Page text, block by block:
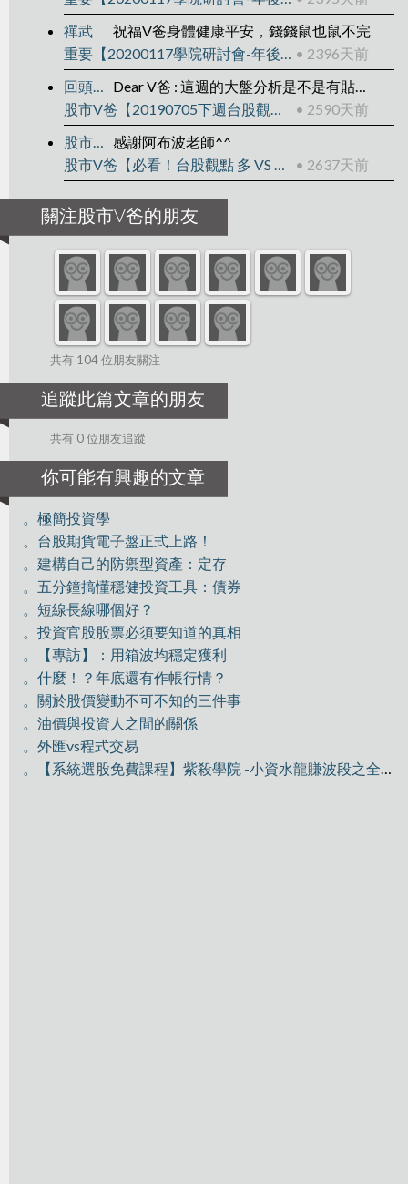
禪武
祝福V爸身體健康平安，錢錢鼠也鼠不完
重要【20200117學院研討會-年後規劃】 • 2396天前
回頭是岸
Dear V爸 : 這週的大盤分析是不是有貼錯影片?QQ
股市V爸【20190705下週台股觀點】
• 2590天前
股市V爸
感謝阿布波老師^^
股市V爸【必看！台股觀點 多 VS 空】
• 2637天前
關注股市V爸的朋友
共有 104 位朋友關注
追蹤此篇文章的朋友
共有 0 位朋友追蹤
你可能有興趣的文章
。極簡投資學
。台股期貨電子盤正式上路！
。建構自己的防禦型資產：定存
。五分鐘搞懂穩健投資工具：債券
。短線長線哪個好？
。投資官股股票必須要知道的真相
。【專訪】：用箱波均穩定獲利
。什麼！？年底還有作帳行情？
。關於股價變動不可不知的三件事
。油價與投資人之間的關係
。外匯vs程式交易
。【系統選股免費課程】紫殺學院 -小資水龍賺波段之全員獵殺GIS